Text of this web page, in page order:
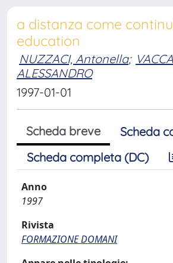
a distanza come
education
NUZZACI, Antonella;
ALESSANDRO
1997-01-01
Scheda breve
Scheda
Scheda completa (DC)
Anno
1997
Rivista
FORMAZIONE DOMANI